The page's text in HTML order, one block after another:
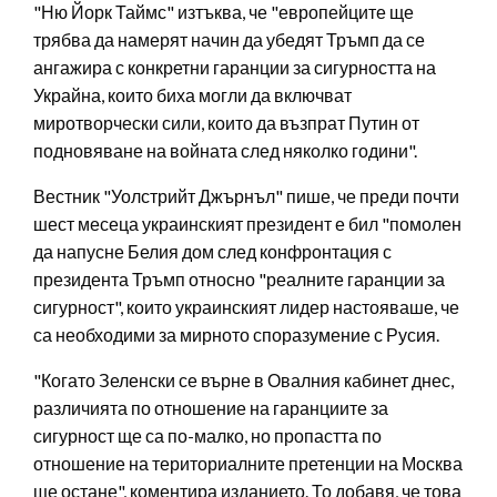
"Ню Йорк Таймс" изтъква, че "европейците ще
трябва да намерят начин да убедят Тръмп да се
ангажира с конкретни гаранции за сигурността на
Украйна, които биха могли да включват
миротворчески сили, които да възпрат Путин от
подновяване на войната след няколко години".
Вестник "Уолстрийт Джърнъл" пише, че преди почти
шест месеца украинският президент е бил "помолен
да напусне Белия дом след конфронтация с
президента Тръмп относно "реалните гаранции за
сигурност", които украинският лидер настояваше, че
са необходими за мирното споразумение с Русия.
"Когато Зеленски се върне в Овалния кабинет днес,
различията по отношение на гаранциите за
сигурност ще са по-малко, но пропастта по
отношение на териториалните претенции на Москва
ще остане", коментира изданието. То добавя, че това